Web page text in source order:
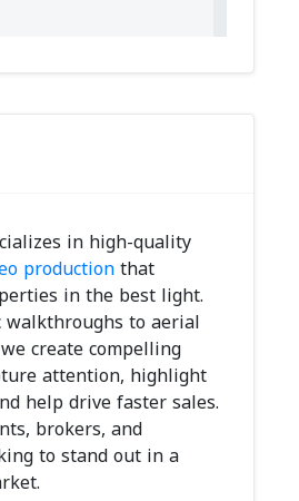
in high-quality
productionthat
in the best light.
walkthroughs to aerial
create compelling
attention, highlight
help drive faster sales.
brokers, and
to stand out in a